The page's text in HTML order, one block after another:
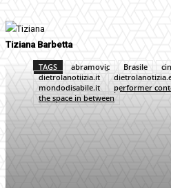
Tiziana Barbetta
TAGS abramovic Brasile
dietrolanotiizia.it
mondodisabile.it
performer
the space in between